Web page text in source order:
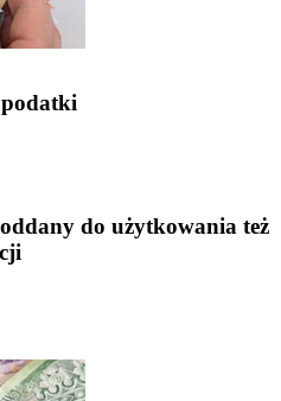
podatki
do użytkowania też